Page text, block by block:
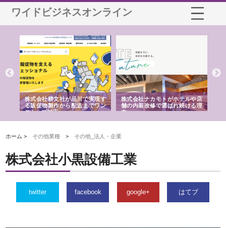
ワイドビジネスオンライン
株式会社耕文社が品川で実現す
る販促物製作から配送までワン
ストップ対応
株式会社ナカモトがホテルや店
舗の内装改修で選ばれ続ける理
由
ホーム > その他業種 > その他_法人・企業
株式会社小黒設備工業
twitter facebook google+ はてブ